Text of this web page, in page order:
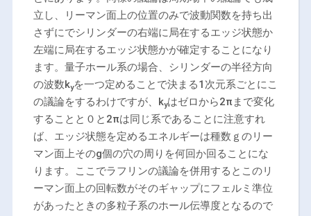
立し、リーマン面上の位置のみで波動関数を持ち出
さずにでシリンダーの右端に局在するエッジ状態か
左端に局在するエッジ状態かが確定することになり
ます。量子ホール系の場合、シリンダーの半径方向
の波数kyを一つ定めることで決まる1次元系ごとにこ
の議論をするわけですが、kyはゼロから2πまで変化
することと０と2πは同じ系であることに注意すれ
ば、エッジ状態を定めるエネルギーは種数ｇのリー
マン面上そのg個の穴の周りを何回か回ることにな
ります。ここでラフリンの議論を併用するとこのリ
ーマン面上の回転数がそのギャップにフェルミ準位
があったときの多粒子系のホール伝導度となるので